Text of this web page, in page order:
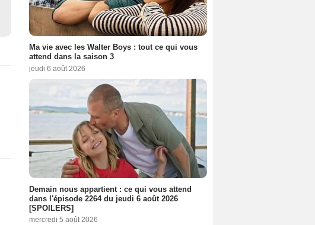
Ma vie avec les Walter Boys : tout ce qui vous
attend dans la saison 3
jeudi 6 août 2026
Demain nous appartient : ce qui vous attend
dans l'épisode 2264 du jeudi 6 août 2026
[SPOILERS]
mercredi 5 août 2026